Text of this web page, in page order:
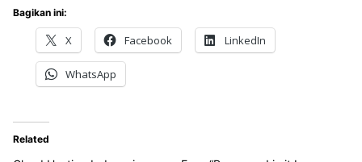
Bagikan ini:
X Facebook LinkedIn
WhatsApp
Related